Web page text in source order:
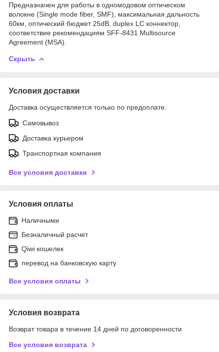
Предназначен для работы в одномодовом оптическом
волокне (Single mode fiber, SMF), максимальная дальность
60км, оптический бюджет 25dB, duplex LC коннектор,
соответствие рекомендациям SFF-8431 Multisource
Agreement (MSA).
Скрыть
Условия доставки
Доставка осуществляется только по предоплате.
Самовывоз
Доставка курьером
Транспортная компания
Все условия доставки
Условия оплаты
Наличными
Безналичный расчет
Qiwi кошелек
перевод на банковскую карту
Все условия оплаты
Условия возврата
Возврат товара в течение 14 дней по договоренности
Все условия возврата